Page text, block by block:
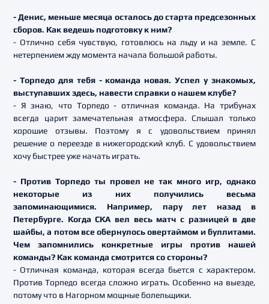
- Денис, меньше месяца осталось до старта предсезонных
сборов. Как ведешь подготовку к ним?
- Отлично себя чувствую, готовлюсь на льду и на земле. С
нетерпением жду момента начала большой работы.
- Торпедо для тебя - команда новая. Успел у знакомых,
выступавших здесь, навести справки о нашем клубе?
- Я знаю, что Торпедо - отличная команда. На трибунах
всегда царит замечательная атмосфера. Слышал только
хорошие отзывы. Поэтому я с удовольствием принял
решение о переезде в нижегородский клуб. С удовольствием
хочу быстрее уже начать играть.
- Против Торпедо ты провел не так много игр, однако
некоторые из них получились весьма
запоминающимися. Например, пару лет назад в
Петербурге. Когда СКА вел весь матч с разницей в две
шайбы, а потом все обернулось овертаймом и буллитами.
Чем запомнились конкретные игры против нашей
команды? Как команда смотрится со стороны?
- Отличная команда, которая всегда бьется с характером.
Против Торпедо всегда сложно играть. Особенно на выезде,
потому что в Нагорном мощные болельщики.